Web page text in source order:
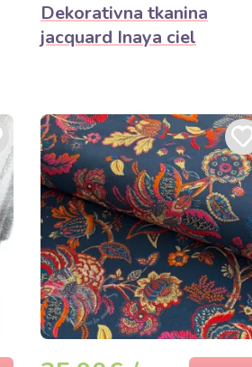
Dekorativna tkanina
jacquard Inaya ciel